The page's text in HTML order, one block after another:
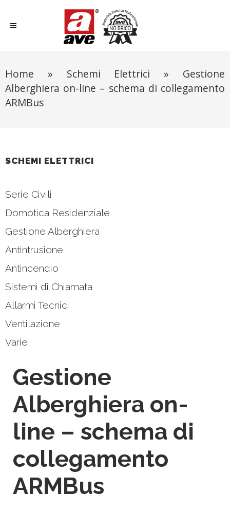
Home » Schemi Elettrici » Gestione
Alberghiera on-line – schema di collegamento
ARMBus
SCHEMI ELETTRICI
Serie Civili
Domotica Residenziale
Gestione Alberghiera
Antintrusione
Antincendio
Sistemi di Chiamata
Allarmi Tecnici
Ventilazione
Varie
Gestione
Alberghiera on-
line – schema di
collegamento
ARMBus